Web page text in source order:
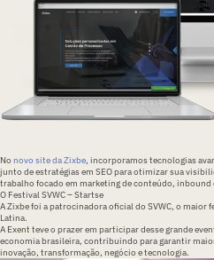
No novo site da Zixbe, incorporamostecnologias
junto deestratégias em SEOpara otimizar sua
trabalho focado em marketing de conteúdo, inbound
O Festival SVWC – Startse
A Zixbe foi a patrocinadora oficial do SVWC, o maior
Latina.
A Exent teve o prazer em participar desse grande
economia brasileira, contribuindo para garantir
inovação, transformação, negócio e tecnologia.